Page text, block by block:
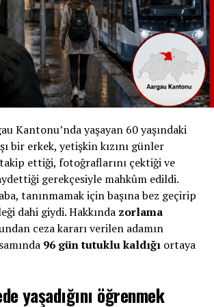
bu büyümenin yavaşladığını
edilebilir bir modeli olan kişi sayısı,
2022’de %5’e, ardından 2023’te %7’ye
%8’e yükseldi.
tarihsel olarak düşük seviyelerde
yalnızca %18. Bu rakam iki yıl önce
ilgisizlik daha önce hiç olmadığı
yıl %71 olan alım planı
bu yıl %74.
Olumsuz
çevresel açıdan tartışmalıdır.
fosil yakıtlı araçlara kıyasla
%29’u, özellikle üretim
Kantonu’nda yaşayan 60 yaşındaki
bir erkek, yetişkin kızını günler
ettiği, fotoğraflarını çektiği ve
gerekçesiyle mahkûm edildi.
tanınmamak için başına bez geçirip
dahi giydi. Hakkında zorlama
ceza kararı verilen adamın
96 gün tutuklu kaldığıortaya
yaşadığını öğrenmek